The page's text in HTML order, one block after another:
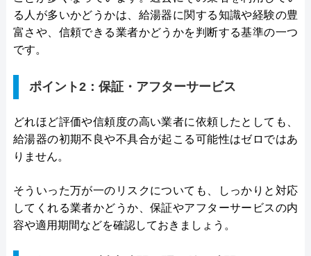
る人が多いかどうかは、給湯器に関する知識や経験の豊
富さや、信頼できる業者かどうかを判断する基準の一つ
です。
ポイント2：保証・アフターサービス
どれほど評価や信頼度の高い業者に依頼したとしても、
給湯器の初期不良や不具合が起こる可能性はゼロではあ
りません。
そういった万が一のリスクについても、しっかりと対応
してくれる業者かどうか、保証やアフターサービスの内
容や適用期間などを確認しておきましょう。